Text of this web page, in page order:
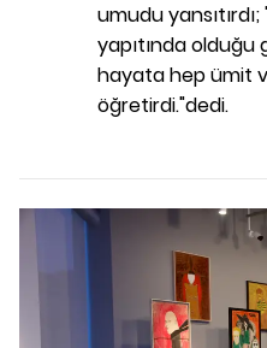
umudu
yapıtında
hayata hep ümit
öğretirdi."dedi.